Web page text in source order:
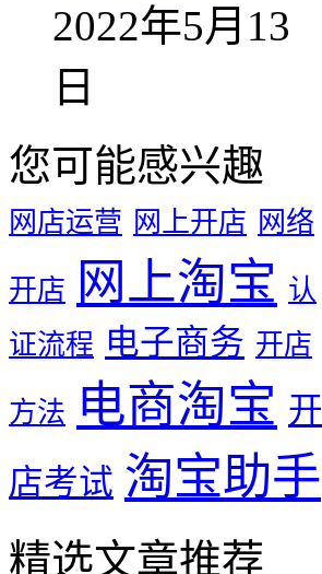
2022年5月13
日
您可能感兴趣
网店运营 网上开店 网络
开店 网上淘宝 认
证流程 电子商务 开店
方法 电商淘宝 开
店考试 淘宝助手
精选文章推荐